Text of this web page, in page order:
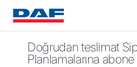
Doğrudan teslimat
Planlamalarına